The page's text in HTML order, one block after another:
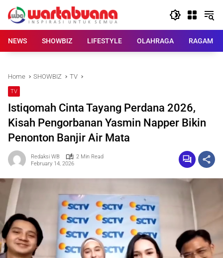
content
NEWS
SHOWBIZ LIFESTYLE OLAHRAGA RAGAM
Home SHOWBIZ TV
TV
Istiqomah Cinta Tayang Perdana 2026,
Kisah Pengorbanan Yasmin Napper Bikin
Penonton Banjir Air Mata
Redaksi WB
2 Min Read
February 14, 2026